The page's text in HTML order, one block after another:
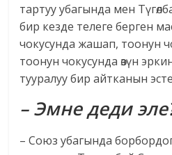
тартуу убагында мен
бир кезде телеге берген
чокусунда жашап, тоонун
тоонун чокусунда өзүн
тууралуу бир айтканын
– Эмне деди
– Союз убагында